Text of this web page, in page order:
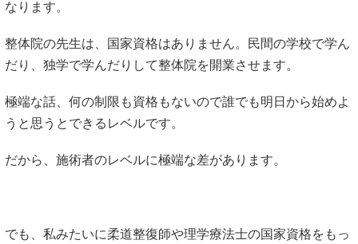
なります。
整体院の先生は、国家資格はありません。民間の学校で学ん
だり、独学で学んだりして整体院を開業させます。
極端な話、何の制限も資格もないので誰でも明日から始めよ
うと思うとできるレベルです。
だから、施術者のレベルに極端な差があります。
でも、私みたいに柔道整復師や理学療法士の国家資格をもっ